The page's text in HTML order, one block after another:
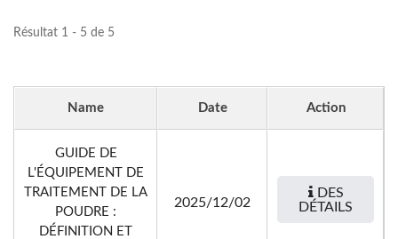
Résultat 1 - 5 de 5
Name Date Action
GUIDE DE
L'ÉQUIPEMENT DE
TRAITEMENT DE LA
POUDRE :
DÉFINITION ET
2025/12/02
DES
DÉTAILS